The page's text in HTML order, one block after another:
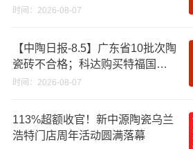
资期限；工信部开展建陶行业能
时间：2026-08-07
【中陶日报-8.5】广东省10批次陶
瓷砖不合格；科达购买特福国际
股份申请未通过；蒙娜丽莎5千万
破18亿元
时间：2026-08-07
113%超额收官！新中源陶瓷乌兰
浩特门店周年活动圆满落幕